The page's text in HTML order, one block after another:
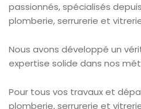
passionnés, spécialisés
plomberie, serrurerie et
Nous avons développé un
expertise solide dans nos
Pour tous vos travaux et
plomberie, serrurerie et